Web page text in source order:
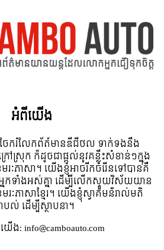
អំពី​យើង
ចែករំលែកព័ត៍មានឌីជីថល ទាក់ទងនឹង
ស្រុក ក៏ដូចជាផ្តល់នូវគន្លឹះសំខាន់ៗក្នុង
រៈភាសា។ យើងខ្ញុំអាចរីកចំរើនទៅបានគឺ
កទាំងអស់គ្នា ដើម្បីលើកស្ទួយវិស័យយាន
ៈភាសាខ្មែរ។ យើងខ្ញុំស្វាគមន៌រាល់មតិ
ល់ ដើម្បីស្ថាបនា។
ើង:info@camboauto.com